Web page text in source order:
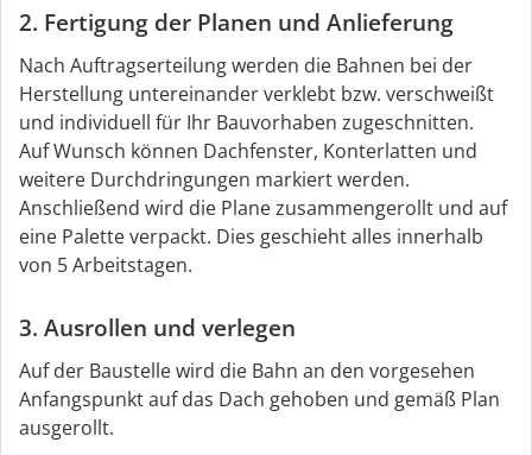
2. Fertigung der Planen und Anlieferung
Nach Auftragserteilung werden die Bahnen bei der
Herstellung untereinander verklebt bzw. verschweißt
und individuell für Ihr Bauvorhaben zugeschnitten.
Auf Wunsch können Dachfenster, Konterlatten und
weitere Durchdringungen markiert werden.
Anschließend wird die Plane zusammengerollt und auf
eine Palette verpackt. Dies geschieht alles innerhalb
von 5 Arbeitstagen.
3. Ausrollen und verlegen
Auf der Baustelle wird die Bahn an den vorgesehen
Anfangspunkt auf das Dach gehoben und gemäß Plan
ausgerollt.